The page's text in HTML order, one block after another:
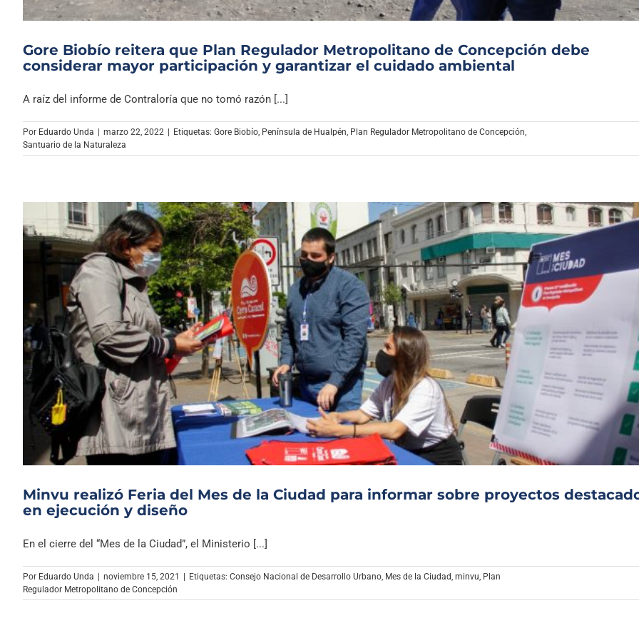
Gore Biobío reitera que Plan Regulador Metropolitano de Concepción debe
considerar mayor participación y garantizar el cuidado ambiental
A raíz del informe de Contraloría que no tomó razón [...]
Por Eduardo Unda marzo 22, 2022 Etiquetas: Gore Biobío, Península de Hualpén, Plan Regulador Metropolitano de Concepción,
Santuario de la Naturaleza
Minvu realizó Feria del Mes de la Ciudad para informar sobre proyectos
en ejecución y diseño
En el cierre del “Mes de la Ciudad”, el Ministerio [...]
Por Eduardo Unda | noviembre 15, 2021 | Etiquetas: Consejo Nacional de Desarrollo Urbano Mes de la Ciudad minvu Plan
Regulador Metropolitano de Concepción